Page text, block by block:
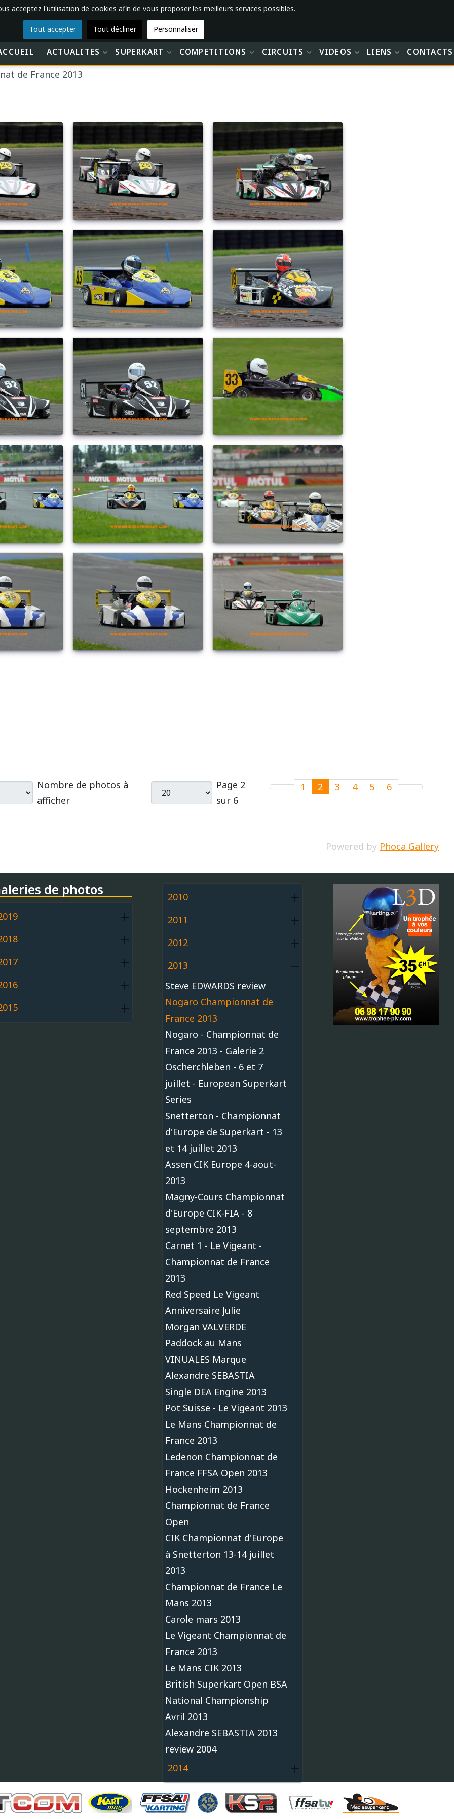
ACTUALITES SUPERKART COMPETITIONS CIRCUITS VIDEOS LIENS CONTACTS
de France 2013
Nombre de photos à
afficher
Page 2
sur 6
1 2 3 4 5 6
Powered by Phoca Gallery
de photos
2010
2011
2012
2013
Steve EDWARDS review
Nogaro Championnat de
France 2013
Nogaro - Championnat de
France 2013 - Galerie 2
Oscherchleben - 6 et 7
juillet - European Superkart
Series
Snetterton - Championnat
d'Europe de Superkart - 13
et 14 juillet 2013
Assen CIK Europe 4-aout-
2013
Magny-Cours Championnat
d'Europe CIK-FIA - 8
septembre 2013
Carnet 1 - Le Vigeant -
Championnat de France
2013
Red Speed Le Vigeant
Anniversaire Julie
Morgan VALVERDE
Paddock au Mans
VINUALES Marque
Alexandre SEBASTIA
Single DEA Engine 2013
Pot Suisse - Le Vigeant 2013
Le Mans Championnat de
France 2013
Ledenon Championnat de
France FFSA Open 2013
Hockenheim 2013
Championnat de France
Open
CIK Championnat d'Europe
à Snetterton 13-14 juillet
2013
Championnat de France Le
Mans 2013
Carole mars 2013
Le Vigeant Championnat de
France 2013
Le Mans CIK 2013
British Superkart Open BSA
National Championship
Avril 2013
Alexandre SEBASTIA 2013
review 2004
2014
acceptez l'utilisation de cookies afin de vous proposer les meilleurs services possibles.
Tout accepter Tout décliner
Personnaliser